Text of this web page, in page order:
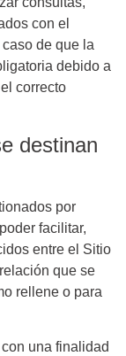
con el
de que la
debido a
correcto
destinan
por
facilitar,
entre el Sitio
que se
rellene o para
una finalidad